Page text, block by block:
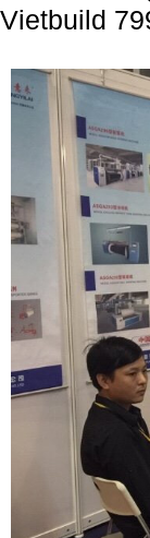
Vietbuild